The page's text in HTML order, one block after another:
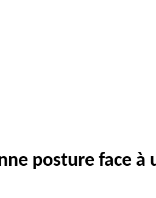
posture face à